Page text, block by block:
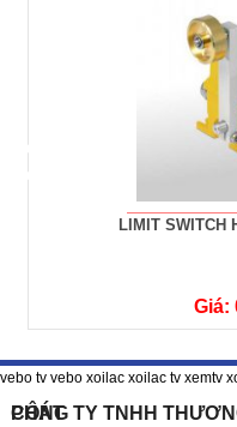
LIMIT SWITCH
Giá:
vebo tv vebo xoilac xoilac tv xemtv
CÔNG TY TNHH THƯƠNG MẠI VÀ DỊCH VỤ TĂNG MINH PHÁT